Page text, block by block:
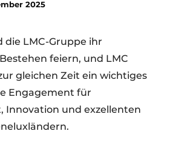
Erklärung
Schränke
2025
die LMC-Gruppe ihr
feiern, und LMC
gleichen Zeit ein wichtiges
Engagement für
Innovation und exzellenten